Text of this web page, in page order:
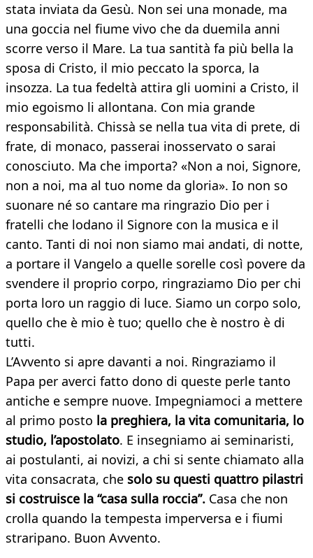
stata inviata da Gesù. Non sei una monade, ma
una goccia nel fiume vivo che da duemila anni
scorre verso il Mare. La tua santità fa più bella la
sposa di Cristo, il mio peccato la sporca, la
insozza. La tua fedeltà attira gli uomini a Cristo, il
mio egoismo li allontana. Con mia grande
responsabilità. Chissà se nella tua vita di prete, di
frate, di monaco, passerai inosservato o sarai
conosciuto. Ma che importa? «Non a noi, Signore,
non a noi, ma al tuo nome da gloria». Io non so
suonare né so cantare ma ringrazio Dio per i
fratelli che lodano il Signore con la musica e il
canto. Tanti di noi non siamo mai andati, di notte,
a portare il Vangelo a quelle sorelle così povere da
svendere il proprio corpo, ringraziamo Dio per chi
porta loro un raggio di luce. Siamo un corpo solo,
quello che è mio è tuo; quello che è nostro è di
tutti.
L’Avvento si apre davanti a noi. Ringraziamo il
Papa per averci fatto dono di queste perle tanto
antiche e sempre nuove. Impegniamoci a mettere
al primo posto la preghiera, la vita comunitaria, lo
studio, l’apostolato. E insegniamo ai seminaristi,
ai postulanti, ai novizi, a chi si sente chiamato alla
vita consacrata, che solo su questi quattro pilastri
si costruisce la “casa sulla roccia”. Casa che non
crolla quando la tempesta imperversa e i fiumi
straripano. Buon Avvento.